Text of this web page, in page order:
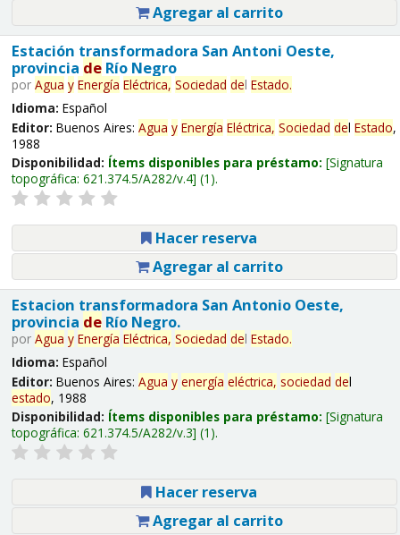
Agregar al carrito
Estación transformadora San Antoni Oeste,
provincia deRío Negro
por Agua y Energía Eléctrica, Sociedad del Estado.
Idioma: Español
Editor: Buenos Aires: Agua y Energía Eléctrica, Sociedad del Estado,
1988
Disponibilidad: Ítems disponibles para préstamo: Signatura
topográfica: 621.374.5/A282/v.4 (1).
Hacer reserva
Agregar al carrito
Estacion transformadora San Antonio Oeste,
provincia deRío Negro.
por Agua y Energía Eléctrica, Sociedad del Estado.
Idioma: Español
Editor: Buenos Aires: Agua y energía eléctrica, sociedad del
estado, 1988
Disponibilidad: Ítems disponibles para préstamo: Signatura
topográfica: 621.374.5/A282/v.3 (1).
Hacer reserva
Agregar al carrito